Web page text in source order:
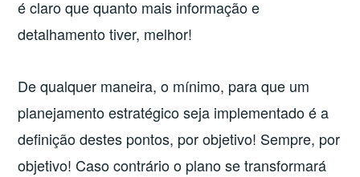
é claro que quanto mais informação e
detalhamento tiver, melhor!
De qualquer maneira, o mínimo, para que um
planejamento estratégico seja implementado é a
definição destes pontos, por objetivo! Sempre, por
objetivo! Caso contrário o plano se transformará